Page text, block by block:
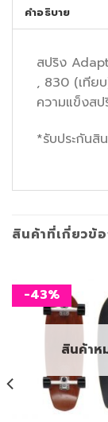
คำอธิบาย
สปริง
, 830 (เทีย
ความแข็งสป
*รับประกันสิ
สินค้าที่เกี่ยวข้
-43%
สินค้าห